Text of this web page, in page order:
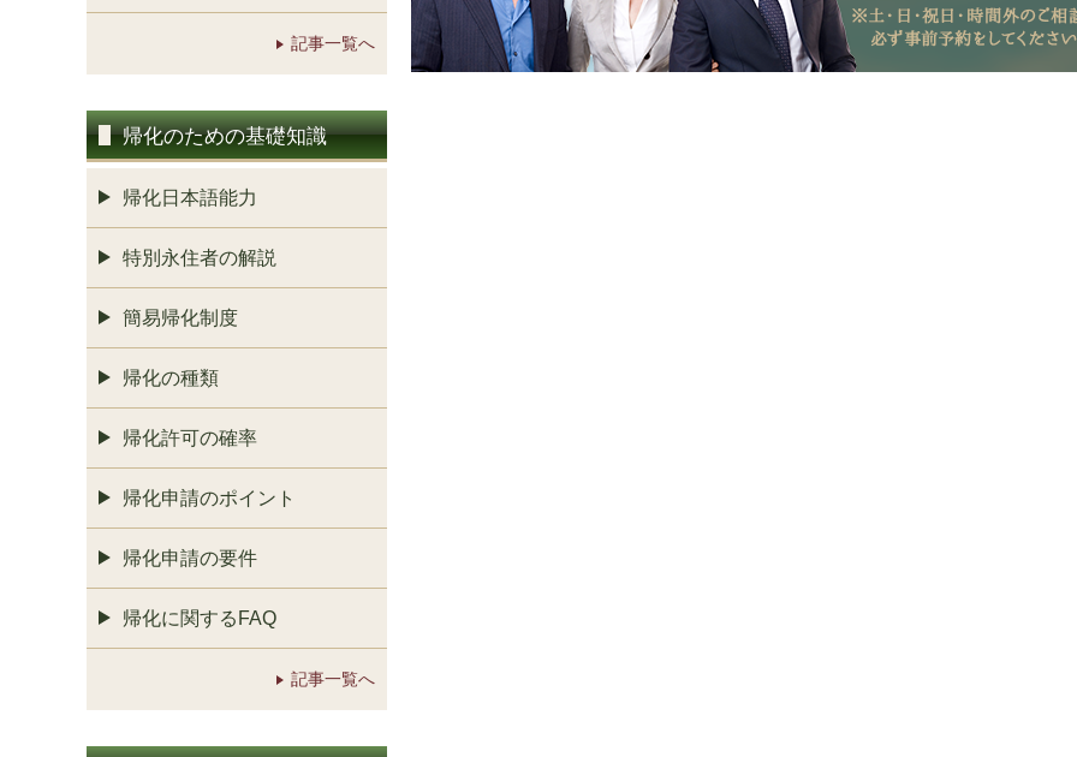
記事一覧へ
帰化のための基礎知識
帰化日本語能力
特別永住者の解説
簡易帰化制度
帰化の種類
帰化許可の確率
帰化申請のポイント
帰化申請の要件
帰化に関するFAQ
記事一覧へ